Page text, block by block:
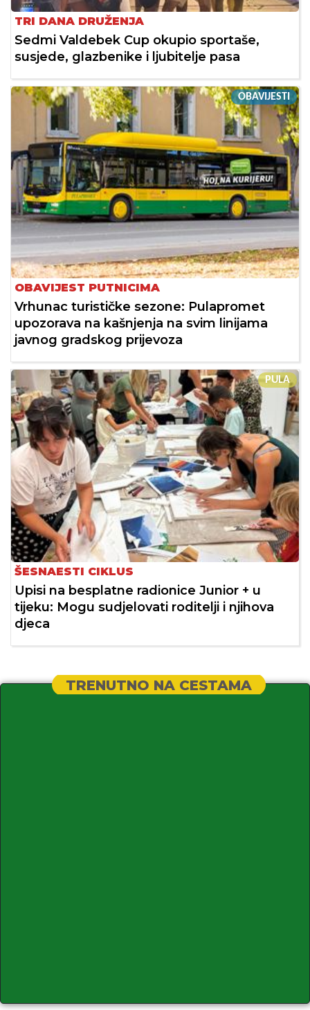
TRI DANA DRUŽENJA
Sedmi Valdebek Cup okupio sportaše,
susjede, glazbenike i ljubitelje pasa
OBAVIJESTI
OBAVIJEST PUTNICIMA
Vrhunac turističke sezone: Pulapromet
upozorava na kašnjenja na svim linijama
javnog gradskog prijevoza
PULA
ŠESNAESTI CIKLUS
Upisi na besplatne radionice Junior + u
tijeku: Mogu sudjelovati roditelji i njihova
djeca
TRENUTNO NA CESTAMA